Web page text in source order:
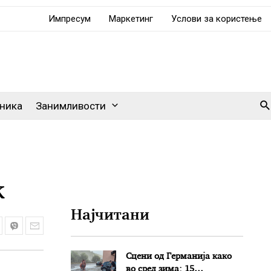
Импресум Маркетинг Услови за користење
Занимливости
Најчитани
Сцени од Германија како
во сред зима: 15